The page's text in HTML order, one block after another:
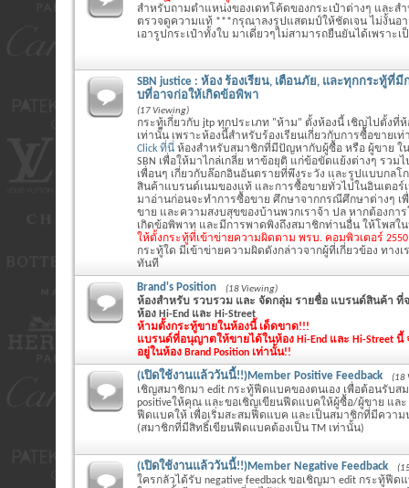
สำหรับถามตำแหน่งของเดทโค้ดของกระเป๋าต่างๆ และสำ
ตรวจดูความแท้ ***กรุณาลงรูปแสตมป์ให้ชัดเจน ไม่งั้นอ
เอารูปกระเป๋าทั้งใบ มาเดี่ยวๆไม่สามารถยืนยันได้เพราะ
SBN justice : ห้อง ร้องเรียน, เตือนภัย, และทุกกระทู้ที่
บที่อาจก่อให้เกิดข้อพิพา
(17 Viewing)
กระทู้เกี่ยวกับ jtp ทุกประเภท "ห้าม" ตั้งห้องนี้ เชิญไปตั้งที่ห้อ
เท่านั้น เพราะห้องนี้สำหรับร้องเรียนเกี่ยวกับการซื้อขายเท่
Click ที่นี่ ห้องสำหรับสมาชิกที่มีปัญหากับผู้ซื้อ หรือ ผู้ขาย ใ
SBN เพื่อให้มาไกล่เกลี่ย หาข้อยุติ แก่ข้อขัดแย้งต่างๆ รวม
เพื่อนๆ เกี่ยวกับล๊อกอินอันตรายที่พึงระวัง และรูปแบบกลโ
สินค้าแบรนด์เนมของแท้ และการซื้อขายทั่วไปในอินเตอร์
มาอ่านก่อนจะทำการซื้อขาย ศึกษาจากกรณีศึกษาต่างๆ เ
ขาย และความสงบสุขของบ้านพวกเราจ้า ปล หากต้องกา
เกิดข้อพิพาท และมีการพาดพิงถึงสมาชิกท่านอื่น ให้โพสใ
ให้ตั้งกระทู้ที่เข้าข่ายความผิดตาม พรบ. คอมพิวเตอร์
กระทู้ใด มีเข้าข่ายความผิดดังกล่าวจากผู้ที่เกี่ยวข้อง ทาง
ทันที
Brand's Position (18 Viewing)
ห้องสำหรับ รวบรวม และ จัดกลุ่ม รายชื่อ แบรนด์สินค้า ที่
ห้อง Hi-End และ Hi-Street
ห้ามตั้งกระทู้ขายในห้องนี้ เด็ดขาด!!!
แบรนด์ที่อนุญาตให้ขายได้ในห้อง Hi-End และ Hi-Street
อยู่ในห้อง Brand Position เท่านั้น!!
(เปิดใช้งานแล้ววันนี้!!)Member Positive Feedback (18
เชิญสมาชิกมา edit กระทู้ฟีดแบคของตนเอง เพื่อต้อนรับส
positiveให้คุณ และขอเชิญเขียนฟีดแบคให้ผู้ซื้อ/ผู้ขาย แล
ฟีดแบคให้ เพื่อเริ่มสะสมฟีดแบค และเป็นสมาชิกที่มีความ
(สมาชิกที่มีสิทธิ์เขียนฟีดแบคต้องเป็น TM เท่านั้น)
(เปิดใช้งานแล้ววันนี้!!)Member Negative Feedback
ใครกลัวได้รับ negative feedback ขอเชิญมา edit กระทู้ฟีด